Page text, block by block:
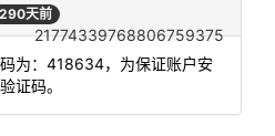
290天前
21774339768806759375
码为：418634，为保证账户安
证码。